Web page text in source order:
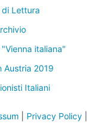
di Lettura
italiana"
Austria 2019
Italiani
Privacy Policy|